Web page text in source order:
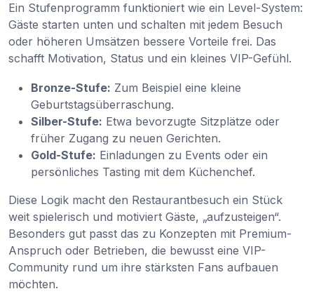
Ein Stufenprogramm funktioniert wie ein Level-System:
Gäste starten unten und schalten mit jedem Besuch
oder höheren Umsätzen bessere Vorteile frei. Das
schafft Motivation, Status und ein kleines VIP-Gefühl.
Bronze-Stufe: Zum Beispiel eine kleine
Geburtstagsüberraschung.
Silber-Stufe: Etwa bevorzugte Sitzplätze oder
früher Zugang zu neuen Gerichten.
Gold-Stufe: Einladungen zu Events oder ein
persönliches Tasting mit dem Küchenchef.
Diese Logik macht den Restaurantbesuch ein Stück
weit spielerisch und motiviert Gäste, „aufzusteigen“.
Besonders gut passt das zu Konzepten mit Premium-
Anspruch oder Betrieben, die bewusst eine VIP-
Community rund um ihre stärksten Fans aufbauen
möchten.